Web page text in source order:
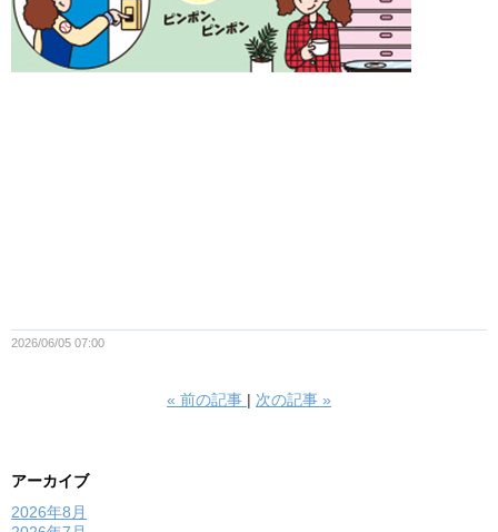
2026/06/05 07:00
« 前の記事 次の記事 »
アーカイブ
2026年8月